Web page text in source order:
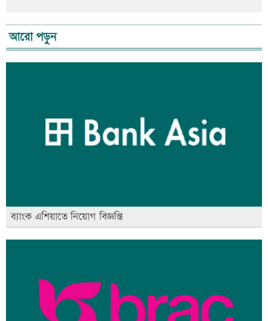
আরো পড়ুন
ব্যাংক এশিয়াতে নিয়োগ বিজ্ঞপ্তি